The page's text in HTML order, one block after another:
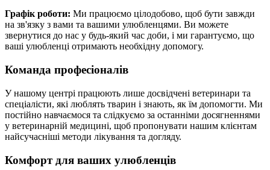
Графік роботи: Ми працюємо цілодобово, щоб бути завжди
на зв'язку з вами та вашими улюбленцями. Ви можете
звернутися до нас у будь-який час доби, і ми гарантуємо, що
ваші улюбленці отримають необхідну допомогу.
Команда професіоналів
У нашому центрі працюють лише досвідчені ветеринари та
спеціалісти, які люблять тварин і знають, як їм допомогти. Ми
постійно навчаємося та слідкуємо за останніми досягненнями
у ветеринарній медицині, щоб пропонувати нашим клієнтам
найсучасніші методи лікування та догляду.
Комфорт для ваших улюбленців